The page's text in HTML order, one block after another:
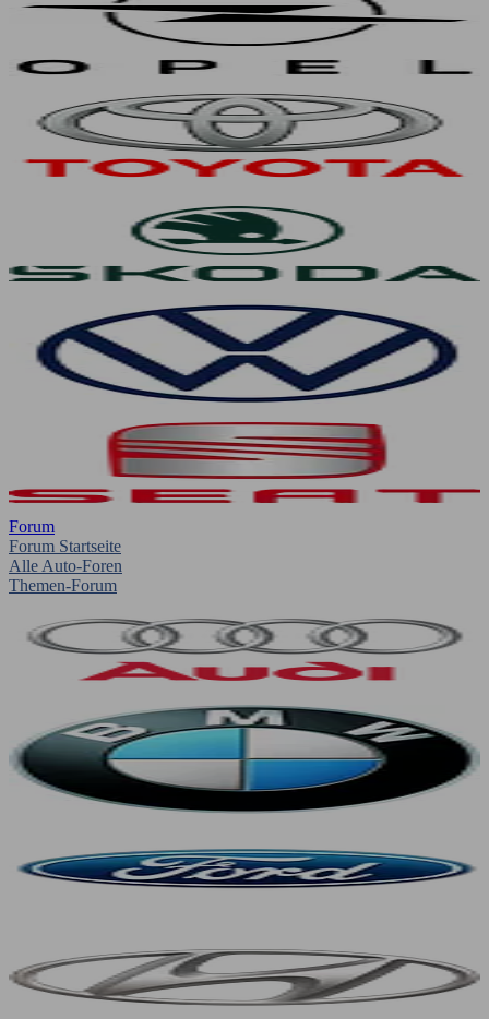
Forum
Forum Startseite
Alle Auto-Foren
Themen-Forum